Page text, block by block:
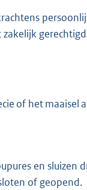
of het maaisel
en sluizen
of geopend.